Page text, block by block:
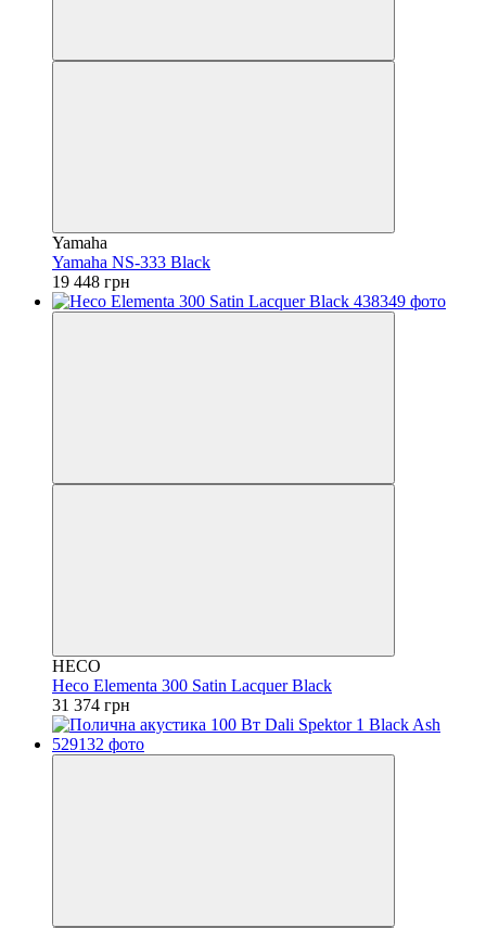
Yamaha
Yamaha NS-333 Black
19 448 грн
HECO
Heco Elementa 300 Satin Lacquer Black
31 374 грн